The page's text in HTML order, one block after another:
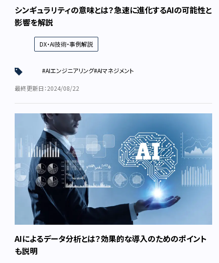
シンギュラリティの意味とは？急速に進化するAIの可能性と
影響を解説
DX・AI技術・事例解説
#AIエンジニアリング#AIマネジメント
最終更新日：2024/08/22
AIによるデータ分析とは？効果的な導入のためのポイント
も説明